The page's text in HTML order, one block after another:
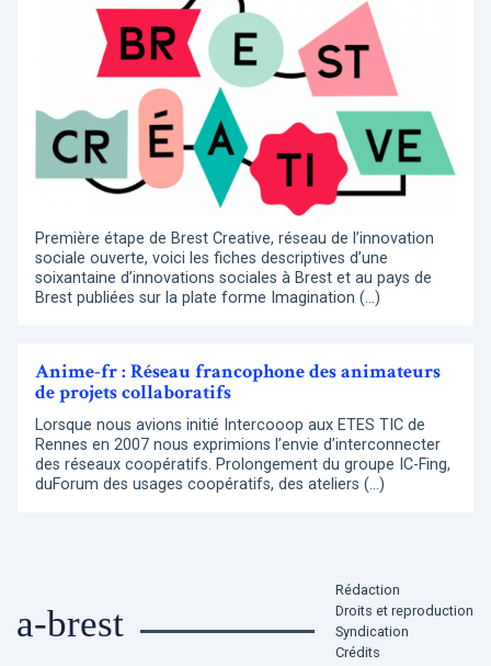
Première étape de Brest Creative, réseau de l’innovation
sociale ouverte, voici les fiches descriptives d’une
soixantaine d’innovations sociales à Brest et au pays de
Brest publiées sur la plate forme Imagination (…)
Anime-fr : Réseau francophone des animateurs
de projets collaboratifs
Lorsque nous avions initié Intercooop aux ETES TIC de
Rennes en 2007 nous exprimions l’envie d’interconnecter
des réseaux coopératifs. Prolongement du groupe IC-Fing,
duForum des usages coopératifs, des ateliers (…)
a-brest
Rédaction
Droits et reproduction
Syndication
Crédits